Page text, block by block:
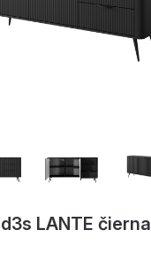
LANTE čierna